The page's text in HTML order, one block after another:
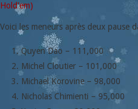
Hold'em)
Voici les meneurs après deux pause
Quyen Dao – 111,000
Michel Cloutier – 101,000
Michael Korovine – 98,000
Nicholas Chimienti – 95,000